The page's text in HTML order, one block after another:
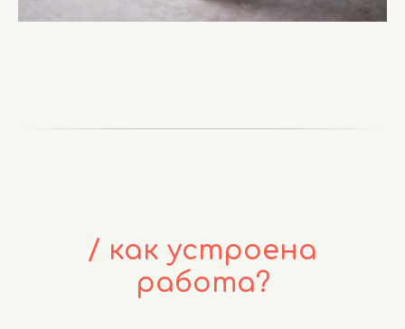
/ как устроена
работа?